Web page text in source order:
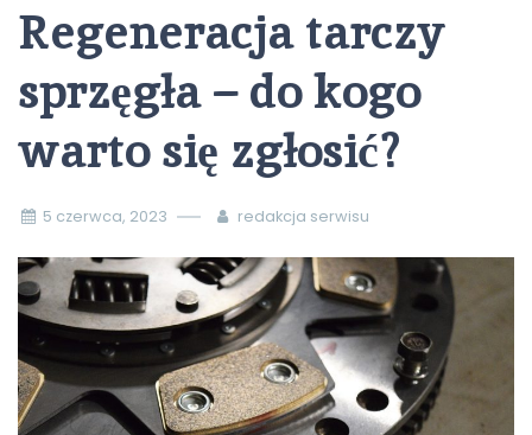
Regeneracja tarczy
sprzęgła – do kogo
warto się zgłosić?
5 czerwca, 2023 redakcja serwisu